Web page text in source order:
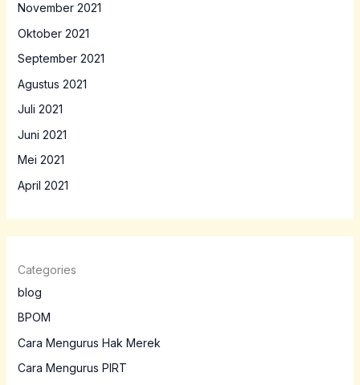
November 2021
Oktober 2021
September 2021
Agustus 2021
Juli 2021
Juni 2021
Mei 2021
April 2021
Categories
blog
BPOM
Cara Mengurus Hak Merek
Cara Mengurus PIRT